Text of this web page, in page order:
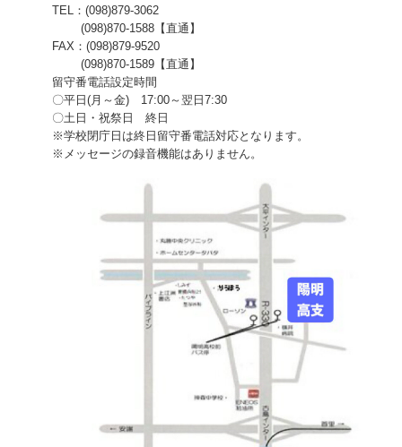
TEL：(098)879-3062
(098)870-1588【直通】
FAX：(098)879-9520
(098)870-1589【直通】
留守番電話設定時間
〇平日(月～金) 17:00～翌日7:30
〇土日・祝祭日 終日
※学校閉庁日は終日留守番電話対応となります。
※メッセージの録音機能はありません。